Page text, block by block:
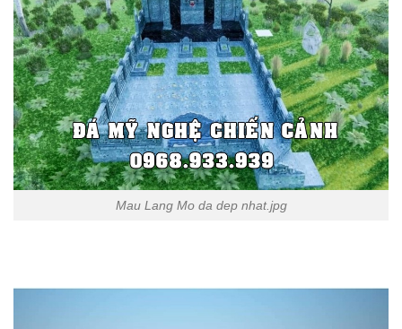
Mau Lang Mo da dep nhat.jpg